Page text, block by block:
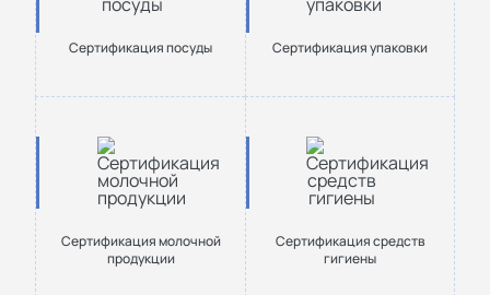
Сертификация посуды Сертификация упаковки
Сертификация молочной
продукции
Сертификация средств
гигиены